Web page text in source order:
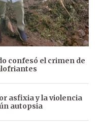
confesó el crimen de
asfixia y la violencia
autopsia